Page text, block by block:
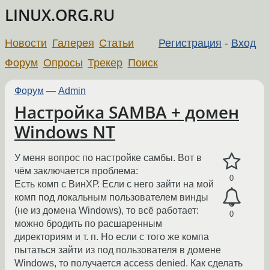
LINUX.ORG.RU
Регистрация - Вход
Новости Галерея Статьи
Форум Опросы Трекер Поиск
Форум — Admin
Настройка SAMBA + домен
Windows NT
0
0
У меня вопрос по настройке самбы. Вот в
чём заключается проблема:
Есть комп с ВинХР. Если с него зайти на мой
комп под локальным пользователем винды
(не из домена Windows), то всё работает:
можно бродить по расшаренным
директориям и т. п. Но если с того же компа
пытаться зайти из под пользователя в домене
Windows, то получается access denied. Как сделать